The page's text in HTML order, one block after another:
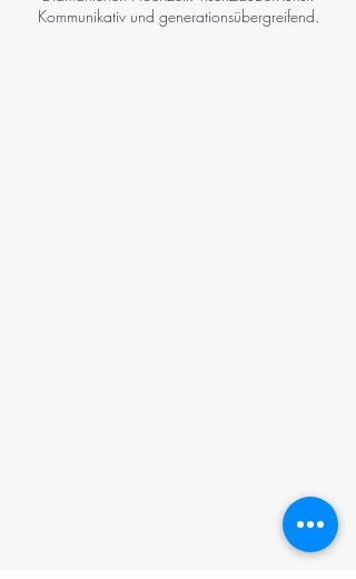
Kommunikativ und generationsübergreifend.